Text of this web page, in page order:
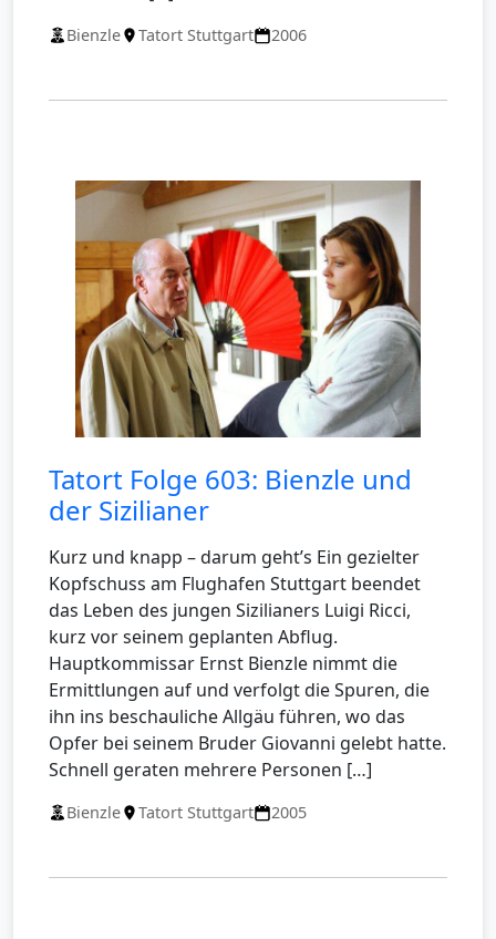
Bienzle Tatort Stuttgart 2006
Tatort Folge 603: Bienzle und
der Sizilianer
Kurz und knapp – darum geht’s Ein gezielter
Kopfschuss am Flughafen Stuttgart beendet
das Leben des jungen Sizilianers Luigi Ricci,
kurz vor seinem geplanten Abflug.
Hauptkommissar Ernst Bienzle nimmt die
Ermittlungen auf und verfolgt die Spuren, die
ihn ins beschauliche Allgäu führen, wo das
Opfer bei seinem Bruder Giovanni gelebt hatte.
Schnell geraten mehrere Personen […]
Bienzle Tatort Stuttgart 2005